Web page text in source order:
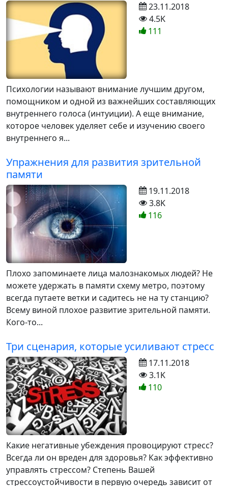
Психологии называют внимание лучшим другом,
помощником и одной из важнейших составляющих
внутреннего голоса (интуиции). А еще внимание,
которое человек уделяет себе и изучению своего
внутреннего я...
23.11.2018
4.5K
111
Упражнения для развития зрительной
памяти
Плохо запоминаете лица малознакомых людей? Не
можете удержать в памяти схему метро, поэтому
всегда путаете ветки и садитесь не на ту станцию?
Всему виной плохое развитие зрительной памяти.
Кого-то...
19.11.2018
3.8K
116
Три сценария, которые усиливают стресс
Какие негативные убеждения провоцируют стресс?
Всегда ли он вреден для здоровья? Как эффективно
управлять стрессом? Степень Вашей
стрессоустойчивости в первую очередь зависит от
17.11.2018
3.1K
110